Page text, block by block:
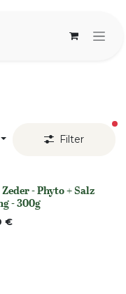
Filter
- Phyto + Salz
- 300g
€